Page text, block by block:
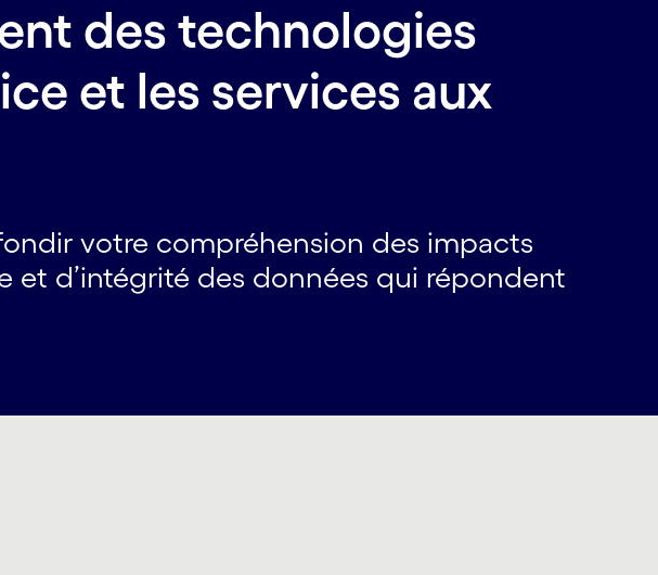
des technologies
et les services aux
votre compréhension des impacts
et d’intégrité des données qui répondent